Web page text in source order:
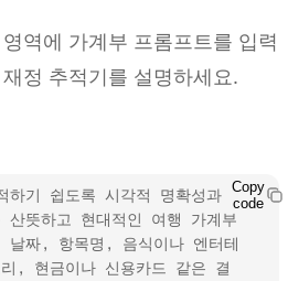
역에 가계부 프롬프트를 입력
정 추적기를 설명하세요.
기 쉽도록 시각적 명확성과
뜻하고 현대적인 여행 가계부
날짜, 항목명, 음식이나 엔터테
, 현금이나 신용카드 같은 결
Copy
code